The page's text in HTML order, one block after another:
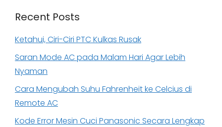
Recent Posts
Ketahui, Ciri-Ciri PTC Kulkas Rusak
Saran Mode AC pada Malam Hari Agar Lebih
Nyaman
Cara Mengubah Suhu Fahrenheit ke Celcius di
Remote AC
Kode Error Mesin Cuci Panasonic Secara Lengkap